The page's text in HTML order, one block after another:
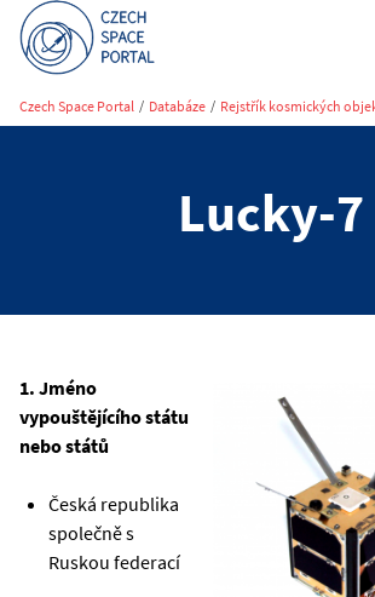
Czech Space Portal / Databáze / Rejstřík kosmických
Lucky-7
1. Jméno
vypouštějícího státu
nebo států
Česká republika
společně s
Ruskou federací